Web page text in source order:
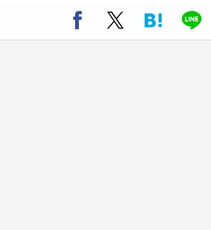
」も【8／1～10／26】